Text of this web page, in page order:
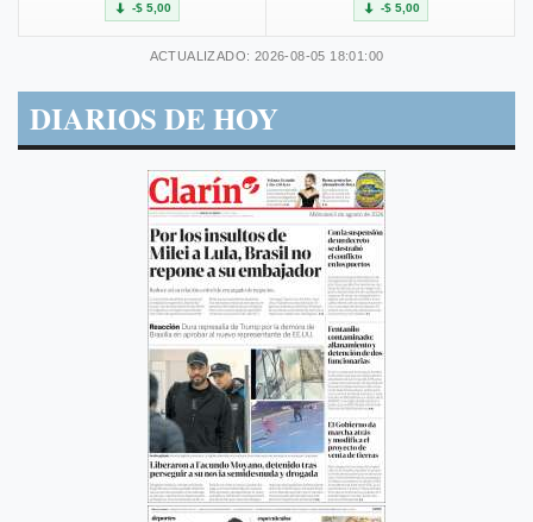
-$ 5,00 -$ 5,00
ACTUALIZADO: 2026-08-05 18:01:00
DIARIOS DE HOY